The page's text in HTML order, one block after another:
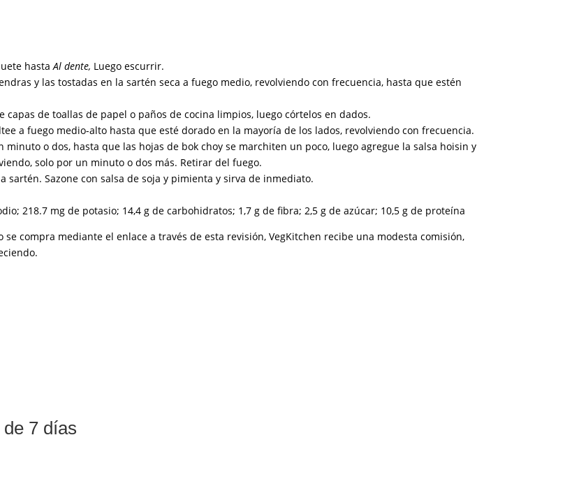
hastaAl dente, Luego escurrir.
y las tostadas en la sartén seca a fuego medio, revolviendo con frecuencia, hasta que estén
de toallas de papel o paños de cocina limpios, luego córtelos en dados.
a fuego medio-alto hasta que esté dorado en la mayoría de los lados, revolviendo con frecuencia.
o dos, hasta que las hojas de bok choy se marchiten un poco, luego agregue la salsa hoisin y
solo por un minuto o dos más. Retirar del fuego.
Sazone con salsa de soja y pimienta y sirva de inmediato.
218.7 mg de potasio; 14,4 g de carbohidratos; 1,7 g de fibra; 2,5 g de azúcar; 10,5 g de proteína
compra mediante el enlace a través de esta revisión, VegKitchen recibe una modesta comisión,
7 días